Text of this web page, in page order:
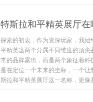
特斯拉和平精英展厅
探索的初衷，作为资深玩家，我
平精英这两个分属不同维度的顶
常的品牌露出，而是两个象征着
是在定位一个未来的坐标，一个
斯拉和平精英展厅这一名称，更像